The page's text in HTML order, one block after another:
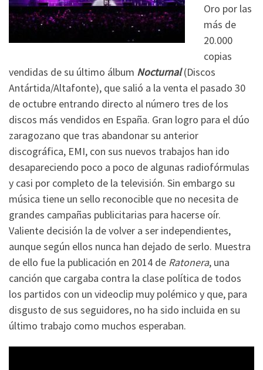
Oro por las
más de
20.000
copias
vendidas de su último álbum Nocturnal(Discos
Antártida/Altafonte), que salió a la venta el pasado 30
de octubre entrando directo al número tres de los
discos más vendidos en España. Gran logro para el dúo
zaragozano que tras abandonar su anterior
discográfica, EMI, con sus nuevos trabajos han ido
desapareciendo poco a poco de algunas radiofórmulas
y casi por completo de la televisión. Sin embargo su
música tiene un sello reconocible que no necesita de
grandes campañas publicitarias para hacerse oír.
Valiente decisión la de volver a ser independientes,
aunque según ellos nunca han dejado de serlo. Muestra
de ello fue la publicación en 2014 de Ratonera, una
canción que cargaba contra la clase política de todos
los partidos con un videoclip muy polémico y que, para
disgusto de sus seguidores, no ha sido incluida en su
último trabajo como muchos esperaban.